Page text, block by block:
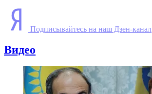
Подписывайтесь на наш Дзен-канал
Видео